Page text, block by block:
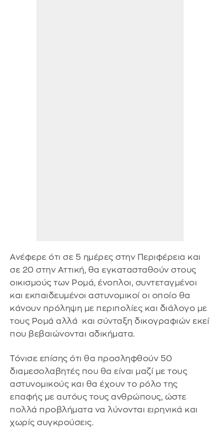
Ανέφερε ότι σε 5 ημέρες στην Περιφέρεια και
σε 20 στην Αττική, θα εγκατασταθούν στους
οικισμούς των Ρομά, ένοπλοι, συντεταγμένοι
και εκπαιδευμένοι αστυνομικοί οι οποίο θα
κάνουν πρόληψη με περιπολίες και διάλογο με
τους Ρομά αλλά και σύνταξη δικογραφιών εκεί
που βεβαιώνονται αδικήματα.
Τόνισε επίσης ότι θα προσληφθούν 50
διαμεσολαβητές που θα είναι μαζί με τους
αστυνομικούς και θα έχουν το ρόλο της
επαφής με αυτόυς τους ανθρώπους, ώστε
πολλά προβλήματα να λύνονται ειρηνικά και
χωρίς συγκρούσεις.